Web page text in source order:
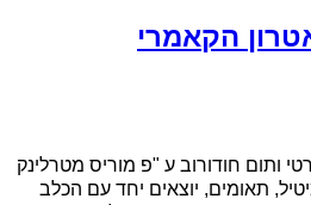
הקאמרי
ותום חודורוב ע "פ מוריס מטרלינק
תאומים, יוצאים יחד עם הכלב